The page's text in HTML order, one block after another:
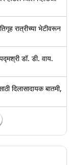
रात्रीच्या भेटीवरून
डॉ. डी. वाय.
दिलासादायक बातमी,